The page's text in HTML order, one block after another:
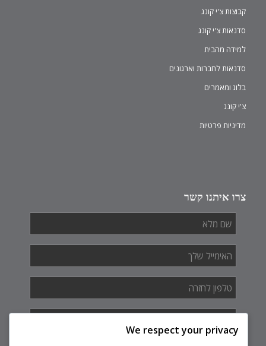
קבוצות צ'י קונג
סדנאות צ'י קונג
למידה מהבית
סדנאות לחברות וארגונים
בלוג ומאמרים
צ'י קונג
מדיניות פרטיות
צרו איתנו קשר
שם
מלא *
האימייל
שלך *
טלפון
לחזרה *
איך
יכולים
We respect your privacy